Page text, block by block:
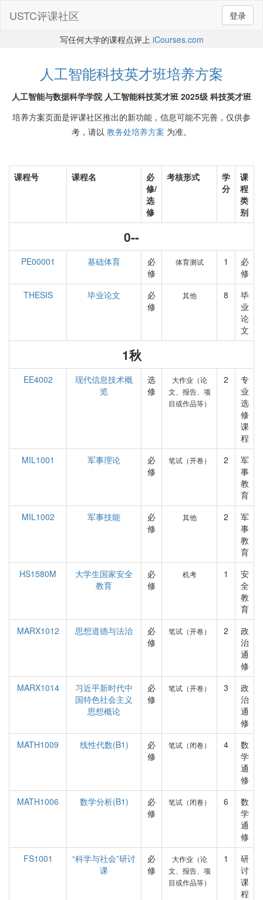
登录
USTC评课社区
写任何大学的课程点评上 iCourses.com
人工智能科技英才班培养方案
人工智能与数据科学学院 人工智能科技英才班 2025级 科技英才班
培养方案页面是评课社区推出的新功能，信息可能不完善，仅供参
考，请以 教务处培养方案 为准。
课程号 课程名
必
修/
选
修
考核形式
学
分
课
程
类
别
0--
PE00001 基础体育
必
修
体育测试 1
必
修
THESIS
毕业论文
必
修
其他 8
毕
业
论
文
1秋
EE4002
现代信息技术概
览
选
修
大作业（论
文、报告、项
目或作品等）
2
专
业
选
修
课
程
MIL1001
军事理论
必
修
笔试（开卷） 2
军
事
教
育
MIL1002
军事技能
必
修
其他 2
军
事
教
育
HS1580M
大学生国家安全
教育
必
修
机考 1
安
全
教
育
MARX1012
思想道德与法治
必
修
笔试（开卷） 2
政
治
通
修
MARX1014
习近平新时代中
国特色社会主义
思想概论
必
修
笔试（开卷） 3
政
治
通
修
MATH1009
线性代数(B1)
必
修
笔试（闭卷） 4
数
学
通
修
MATH1006
数学分析(B1)
必
修
笔试（闭卷） 6
数
学
通
修
FS1001
“科学与社会”研讨
课
必
修
大作业（论
文、报告、项
目或作品等）
1
研
讨
课
程